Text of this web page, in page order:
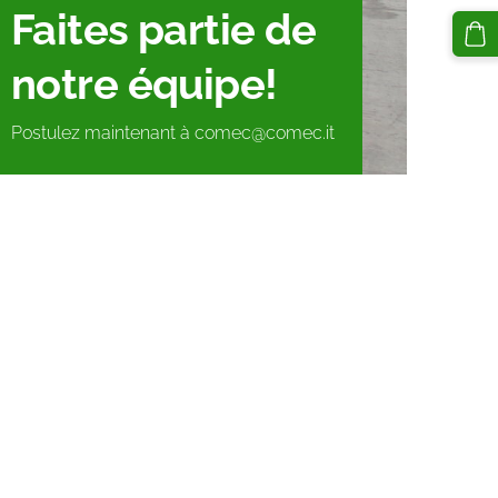
Faites partie de
notre équipe!
Postulez maintenant à comec@comec.it